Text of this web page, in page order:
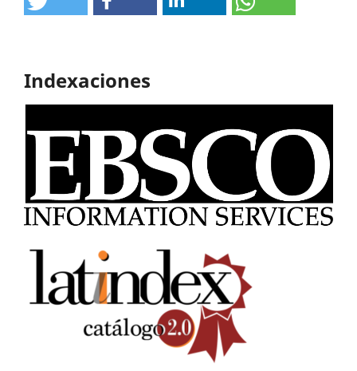
Indexaciones